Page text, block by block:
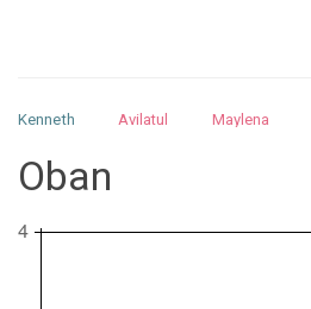
Kenneth Avilatul Maylena
Nurhilman
Oban